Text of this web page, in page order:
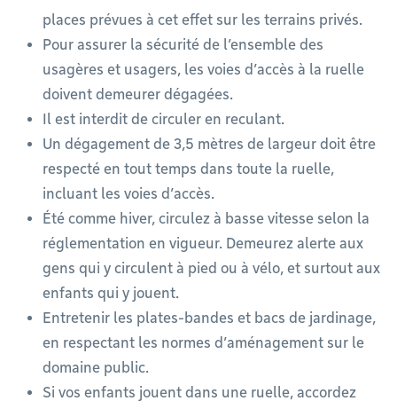
places prévues à cet effet sur les terrains privés.
Pour assurer la sécurité de l’ensemble des
usagères et usagers, les voies d’accès à la ruelle
doivent demeurer dégagées.
Il est interdit de circuler en reculant.
Un dégagement de 3,5 mètres de largeur doit être
respecté en tout temps dans toute la ruelle,
incluant les voies d’accès.
Été comme hiver, circulez à basse vitesse selon la
réglementation en vigueur. Demeurez alerte aux
gens qui y circulent à pied ou à vélo, et surtout aux
enfants qui y jouent.
Entretenir les plates-bandes et bacs de jardinage,
en respectant les normes d’aménagement sur le
domaine public.
Si vos enfants jouent dans une ruelle, accordez